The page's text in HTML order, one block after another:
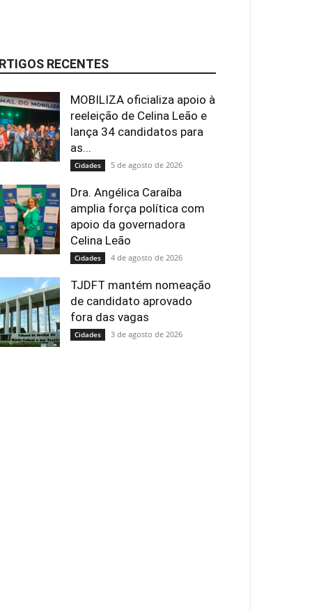
RECENTES
MOBILIZA oficializa apoio à
reeleição de Celina Leão e
lança 34 candidatos para
as...
Cidades 5 de agosto de 2026
Dra. Angélica Caraíba
amplia força política com
apoio da governadora
Celina Leão
Cidades 4 de agosto de 2026
TJDFT mantém nomeação
de candidato aprovado
fora das vagas
Cidades 3 de agosto de 2026